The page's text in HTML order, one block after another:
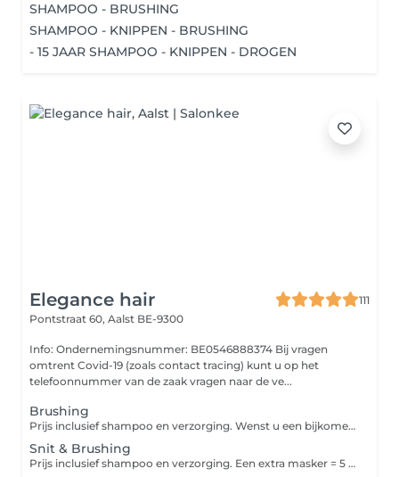
SHAMPOO - BRUSHING
SHAMPOO - KNIPPEN - BRUSHING
- 15 JAAR SHAMPOO - KNIPPEN - DROGEN
Elegance hair
111
Pontstraat 60, Aalst BE-9300
Info: Ondernemingsnummer: BE0546888374 Bij vragen
omtrent Covid-19 (zoals contact tracing) kunt u op het
telefoonnummer van de zaak vragen naar de ve...
Brushing
Prijs inclusief shampoo en verzorging. Wenst u een bijkomende diepherstellende verzorging, gelieve deze dan apart bij te boeken. Groetjes Dilek
Snit & Brushing
Prijs inclusief shampoo en verzorging. Een extra masker = 5 euro. Wenst u een bijkomende diepherstellende verzorging, gelieve deze dan apart bij te boeken. Groetjes Dilek